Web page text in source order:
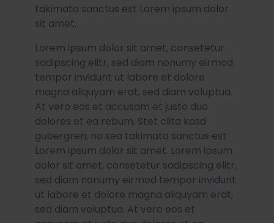
takimata sanctus est Lorem ipsum dolor
sit amet.
Lorem ipsum dolor sit amet, consetetur
sadipscing elitr, sed diam nonumy eirmod
tempor invidunt ut labore et dolore
magna aliquyam erat, sed diam voluptua.
At vero eos et accusam et justo duo
dolores et ea rebum. Stet clita kasd
gubergren, no sea takimata sanctus est
Lorem ipsum dolor sit amet. Lorem ipsum
dolor sit amet, consetetur sadipscing elitr,
sed diam nonumy eirmod tempor invidunt
ut labore et dolore magna aliquyam erat,
sed diam voluptua. At vero eos et